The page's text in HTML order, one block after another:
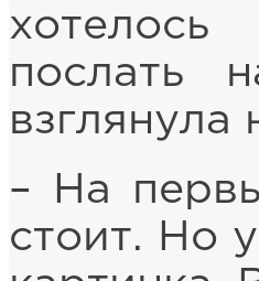
послать
взглянула
– На
стоит. Но